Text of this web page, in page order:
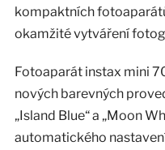
kompaktních
okamžité vytváření
Fotoaparát instax mini
nových barevných
„Island Blue“ a „Moon
automatického